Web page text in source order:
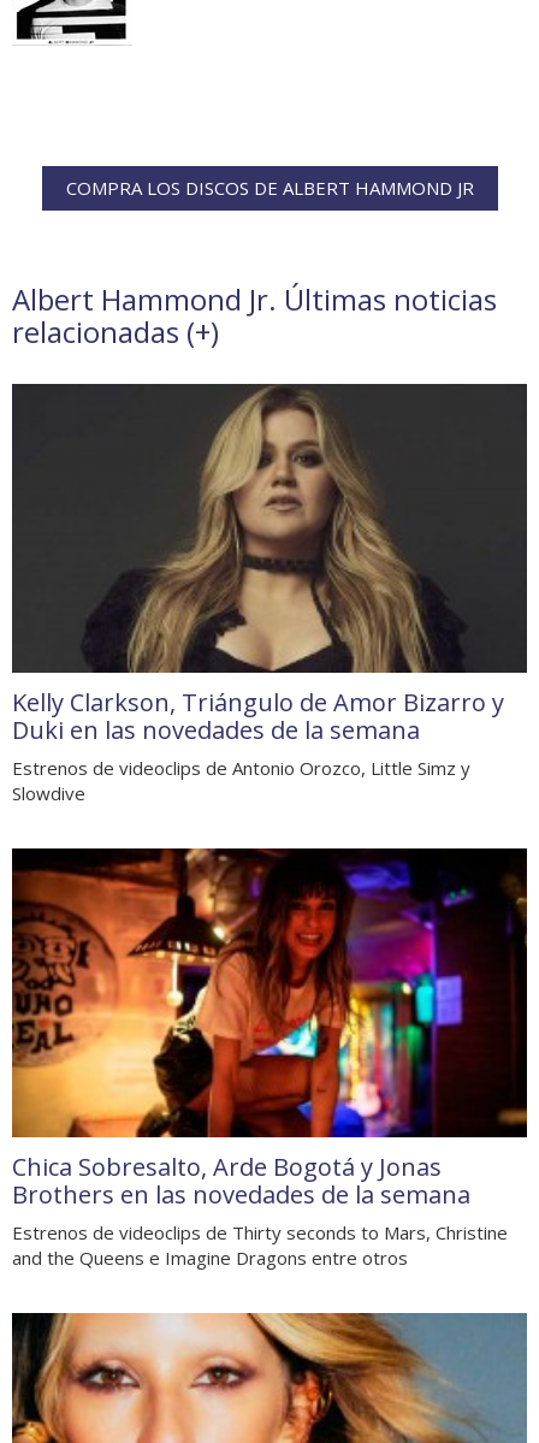
COMPRA LOS DISCOS DE ALBERT HAMMOND JR
Albert Hammond Jr. Últimas noticias
relacionadas (+)
Kelly Clarkson, Triángulo de Amor Bizarro y
Duki en las novedades de la semana
Estrenos de videoclips de Antonio Orozco, Little Simz y
Slowdive
Chica Sobresalto, Arde Bogotá y Jonas
Brothers en las novedades de la semana
Estrenos de videoclips de Thirty seconds to Mars, Christine
and the Queens e Imagine Dragons entre otros